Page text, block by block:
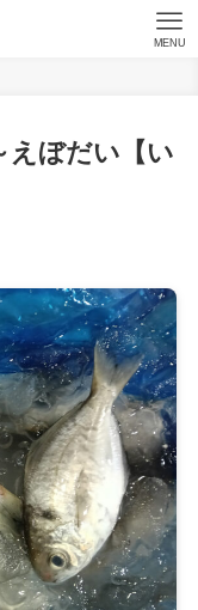
MENU
えぼだい【い